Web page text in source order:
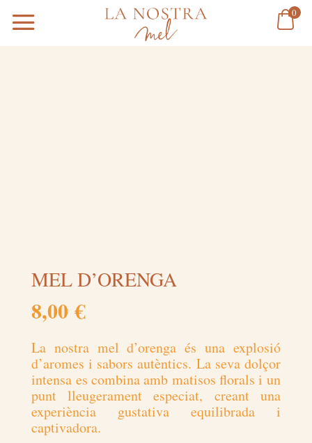
0
MEL D’ORENGA
8,00€
La nostra mel d’orenga és una explosió
d’aromes i sabors autèntics. La seva dolçor
intensa es combina amb matisos florals i un
punt lleugerament especiat, creant una
experiència gustativa equilibrada i
captivadora.